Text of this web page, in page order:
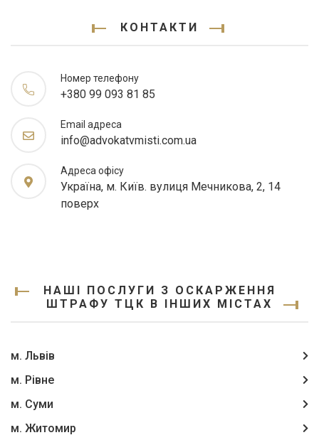
КОНТАКТИ
Номер телефону
+380 99 093 81 85
Email адреса
info@advokatvmisti.com.ua
Адреса офісу
Україна, м. Київ. вулиця Мечникова, 2, 14
поверх
НАШІ ПОСЛУГИ З ОСКАРЖЕННЯ
ШТРАФУ ТЦК В ІНШИХ МІСТАХ
м. Львів
м. Рівне
м. Суми
м. Житомир